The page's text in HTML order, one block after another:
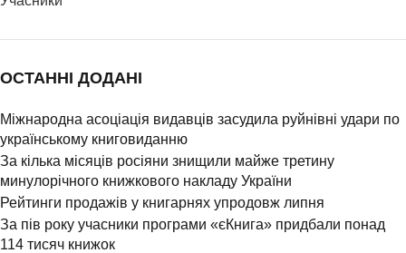
ОСТАННІ ДОДАНІ
Міжнародна асоціація видавців засудила руйнівні удари по
українському книговиданню
За кілька місяців росіяни знищили майже третину
минулорічного книжкового накладу України
Рейтинги продажів у книгарнях упродовж липня
За пів року учасники програми «єКнига» придбали понад
114 тисяч книжок